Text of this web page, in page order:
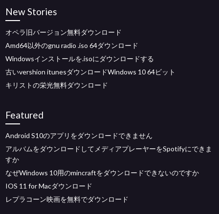
New Stories
オペラ旧バージョン無料ダウンロード
Amd64以外のgnu radio .iso 64ダウンロード
Windowsインストールを.isoにダウンロードする
古いvershion itunesダウンロードWindows 10 64ビット
キリストの栄光無料ダウンロード
Featured
Android S10のアプリをダウンロードできません
アルバムをダウンロードしてメディアプレーヤーをSpotifyにできま
すか
なぜWindows 10用のmincraftをダウンロードできないのですか
IOS 11 for Macダウンロード
レプラコーン映画を無料でダウンロード